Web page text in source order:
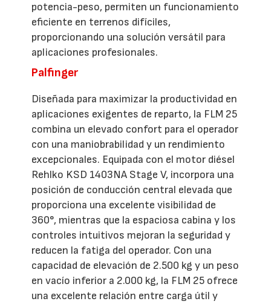
potencia-peso, permiten un funcionamiento
eficiente en terrenos difíciles,
proporcionando una solución versátil para
aplicaciones profesionales.
Palfinger
Diseñada para maximizar la productividad en
aplicaciones exigentes de reparto, la FLM 25
combina un elevado confort para el operador
con una maniobrabilidad y un rendimiento
excepcionales. Equipada con el motor diésel
Rehlko KSD 1403NA Stage V, incorpora una
posición de conducción central elevada que
proporciona una excelente visibilidad de
360°, mientras que la espaciosa cabina y los
controles intuitivos mejoran la seguridad y
reducen la fatiga del operador. Con una
capacidad de elevación de 2.500 kg y un peso
en vacío inferior a 2.000 kg, la FLM 25 ofrece
una excelente relación entre carga útil y